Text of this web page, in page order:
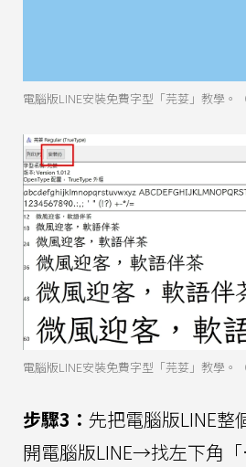
電腦版LINE安裝免費字型「芫荽」教學。
電腦版LINE安裝免費字型「芫荽」教學。
步驟3： 先把電腦版LINE
開電腦版LINE→找左下角